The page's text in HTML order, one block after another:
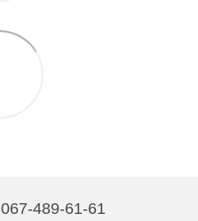
067-489-61-61